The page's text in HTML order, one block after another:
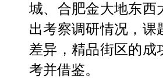
城、合肥金大地东西
出考察调研情况，课
差异，精品街区的成
考并借鉴。